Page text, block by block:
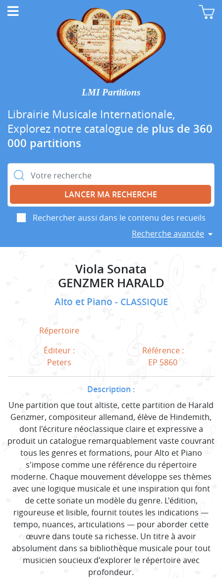
LMI Partitions
Librairie Musicale Internationale,
Explorez notre catalogue de plus de 360
000 partitions
Rechercher :
Rechercher aussi dans le contenu des recueils
Recherche avancée
Viola Sonata
GENZMER HARALD
Alto et Piano CLASSIQUE
Répertoire
Éditeur :
Peters
Référence :
EP 5860
Description :
Une partition que tout altiste, cette partition de Harald
Genzmer, compositeur allemand, élève de Hindemith,
dont l'écriture néoclassique claire et expressive a
produit un catalogue remarquablement vaste couvrant
tous les genres et formations, pour Alto et Piano
s'impose comme une référence du répertoire
moderne. Chaque mouvement développe ses thèmes
avec une logique musicale et une inspiration qui font
de cette sonate un modèle du genre. L'édition,
rigoureuse et lisible, fournit toutes les indications —
tempo, nuances, articulations — pour aborder cette
œuvre dans toute sa richesse. Un titre à avoir
absolument dans sa bibliothèque musicale pour tout
musicien soucieux d'explorer le répertoire avec
profondeur.